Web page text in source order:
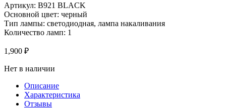
Артикул: B921 BLACK
Основной цвет: черный
Тип лампы: светодиодная, лампа накаливания
Количество ламп: 1
1,900 ₽
Нет в наличии
Описание
Характеристика
Отзывы